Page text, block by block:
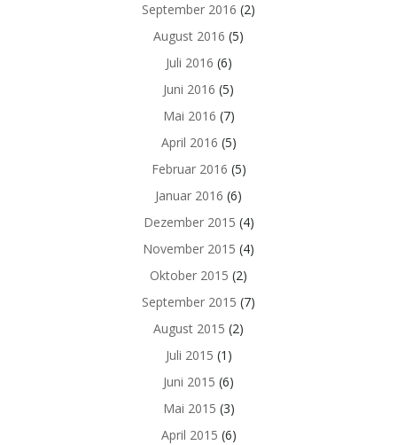
September 2016 (2)
August 2016 (5)
Juli 2016 (6)
Juni 2016 (5)
Mai 2016 (7)
April 2016 (5)
Februar 2016 (5)
Januar 2016 (6)
Dezember 2015 (4)
November 2015 (4)
Oktober 2015 (2)
September 2015 (7)
August 2015 (2)
Juli 2015 (1)
Juni 2015 (6)
Mai 2015 (3)
April 2015 (6)